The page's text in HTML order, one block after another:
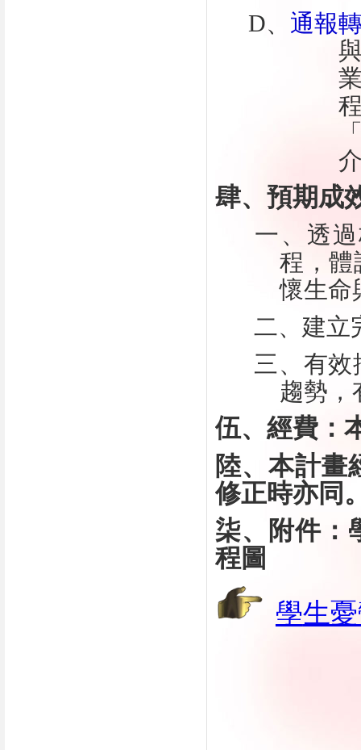
D、 通報
肆、預期成
一、透
程，體
懷生命
二、建立
三、有效
趨勢，
伍、經費：
陸、本計畫
修正時亦同
柒、附件：
程圖
學生